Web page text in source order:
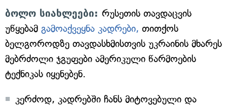
ბოლო სიახლეები: რუსეთის თავდაცვის
უწყებამ გამოაქვეყნა კადრები, თითქოს
ბელგოროდზე თავდასხმისთვის უკრაინის მხარეს
მებრძოლი ჯგუფები ამერიკული წარმოების
ტექნიკას იყენებენ.
კერძოდ, კადრებში ჩანს მიტოვებული და